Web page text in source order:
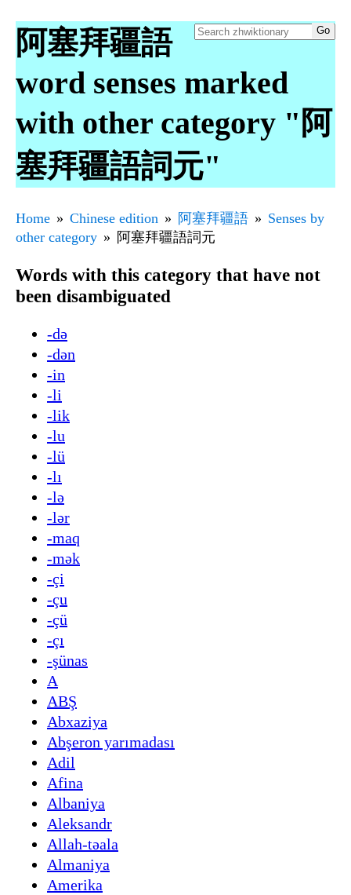
阿塞拜疆語
word senses marked
with other category "阿
塞拜疆語詞元"
Home Chinese edition 阿塞拜疆語
Senses by
other category
阿塞拜疆語詞元
Words with this category that have not
been disambiguated
-də
-dən
-in
-li
-lik
-lu
-lü
-lı
-lə
-lər
-maq
-mək
-çi
-çu
-çü
-çı
-şünas
A
ABŞ
Abxaziya
Abşeron yarımadası
Adil
Afina
Albaniya
Aleksandr
Allah-təala
Almaniya
Amerika